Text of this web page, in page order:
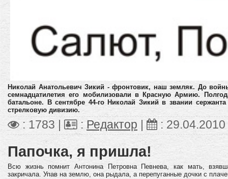
Николай Анатольевич Зикий - фронтовик, наш земляк. До
семнадцатилетия его мобилизовали в Красную Армию.
батальоне. В сентябре 44-го Николай Зикий в звании
стрелковую дивизию.
: 1783 | : Редактор : 29.04.2010
Папочка, я пришла!
Всю жизнь помнит Антонина Петровна Певнева, как мать,
закричала. Упав на землю, она рыдала, а перепуганные дочки с